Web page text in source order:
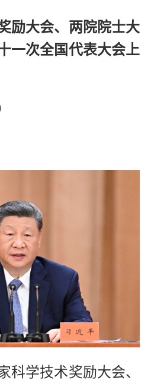
励大会、两院院士大
一次全国代表大会上
科学技术奖励大会、